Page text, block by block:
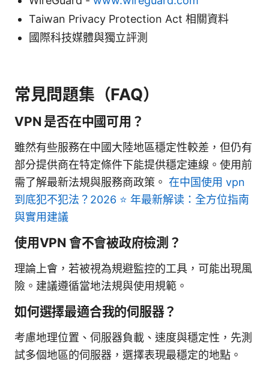
Taiwan Privacy Protection Act 相關資料
國際科技媒體與獨立評測
常見問題集（FAQ）
VPN 是否在中國可用？
雖然有些服務在中國大陸地區穩定性較差，但仍有
部分提供商在特定條件下能提供穩定連線。使用前
需了解最新法規與服務商政策。 在中国使用 vpn
到底犯不犯法？2026 ⭐ 年最新解读：全方位指南
與實用建議
使用VPN 會不會被政府檢測？
理論上會，若被視為規避監控的工具，可能出現風
險。建議遵循當地法規與使用規範。
如何選擇最適合我的伺服器？
考慮地理位置、伺服器負載、速度與穩定性，先測
試多個地區的伺服器，選擇表現最穩定的地點。